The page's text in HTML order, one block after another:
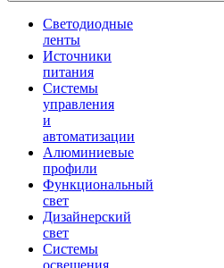
Светодиодные
ленты
Источники
питания
Системы
управления
и
автоматизации
Алюминиевые
профили
Функциональный
свет
Дизайнерский
свет
Системы
освещения